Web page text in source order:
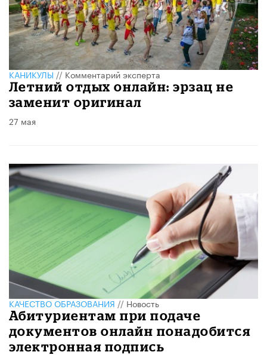
КАНИКУЛЫ//Комментарий эксперта
Летний отдых онлайн: эрзац не
заменит оригинал
27 мая
КАЧЕСТВО ОБРАЗОВАНИЯ//Новость
Абитуриентам при подаче
документов онлайн понадобится
электронная подпись